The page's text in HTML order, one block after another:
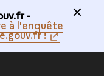
-
à l'enquête
!